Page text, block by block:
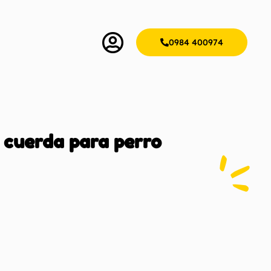
0984 400974
para perro